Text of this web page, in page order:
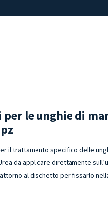
le unghie di
il trattamento specifico delle
da applicare direttamente
al dischetto per fissarlo